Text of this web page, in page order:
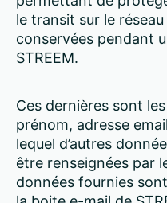
le transit sur le
conservées pendant
STREEM.
Ces dernières sont
prénom, adresse
lequel d’autres
être renseignées par
données fournies